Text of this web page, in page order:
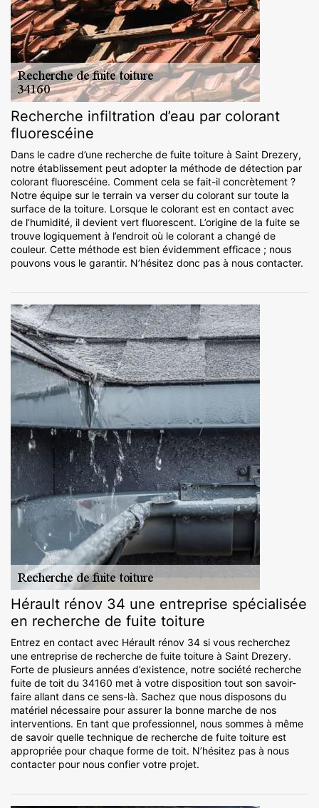
Recherche infiltration d’eau par colorant
fluorescéine
Dans le cadre d’une recherche de fuite toiture à Saint Drezery,
notre établissement peut adopter la méthode de détection par
colorant fluorescéine. Comment cela se fait-il concrètement ?
Notre équipe sur le terrain va verser du colorant sur toute la
surface de la toiture. Lorsque le colorant est en contact avec
de l’humidité, il devient vert fluorescent. L’origine de la fuite se
trouve logiquement à l’endroit où le colorant a changé de
couleur. Cette méthode est bien évidemment efficace ; nous
pouvons vous le garantir. N’hésitez donc pas à nous contacter.
Hérault rénov 34 une entreprise spécialisée
en recherche de fuite toiture
Entrez en contact avec Hérault rénov 34 si vous recherchez
une entreprise de recherche de fuite toiture à Saint Drezery.
Forte de plusieurs années d’existence, notre société recherche
fuite de toit du 34160 met à votre disposition tout son savoir-
faire allant dans ce sens-là. Sachez que nous disposons du
matériel nécessaire pour assurer la bonne marche de nos
interventions. En tant que professionnel, nous sommes à même
de savoir quelle technique de recherche de fuite toiture est
appropriée pour chaque forme de toit. N’hésitez pas à nous
contacter pour nous confier votre projet.